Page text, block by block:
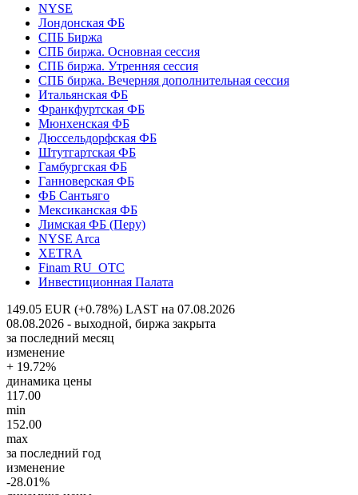
NYSE
Лондонская ФБ
СПБ Биржа
СПБ биржа. Основная сессия
СПБ биржа. Утренняя сессия
СПБ биржа. Вечерняя дополнительная сессия
Итальянская ФБ
Франкфуртская ФБ
Мюнхенская ФБ
Дюссельдорфская ФБ
Штутгартская ФБ
Гамбургская ФБ
Ганноверская ФБ
ФБ Сантьяго
Мексиканская ФБ
Лимская ФБ (Перу)
NYSE Arca
XETRA
Finam RU_OTC
Инвестиционная Палата
149.05 EUR (+0.78%) LAST на 07.08.2026
08.08.2026 - выходной, биржа закрыта
за последний месяц
изменение
+ 19.72%
динамика цены
117.00
min
152.00
max
за последний год
изменение
-28.01%